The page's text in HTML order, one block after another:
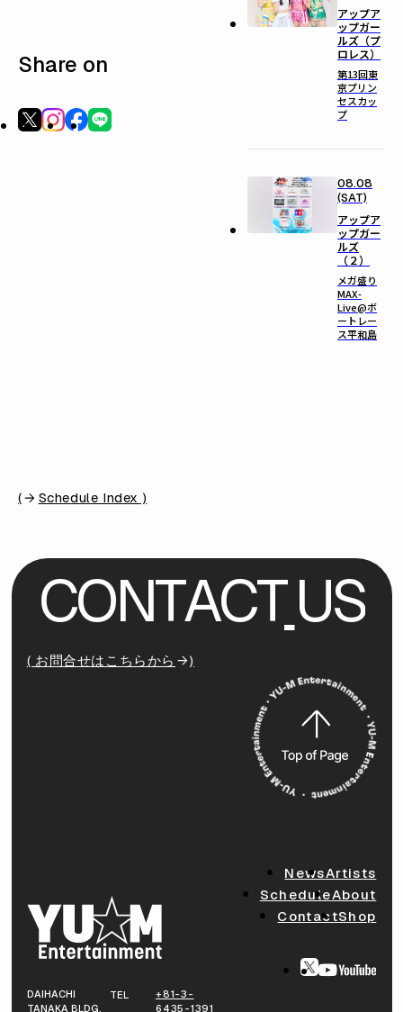
Share on
アップア
ップガー
ルズ（プ
ロレス）
第13回東
京プリン
セスカッ
プ
08.08
(SAT)
アップア
ップガー
ルズ
（２）
メガ盛り
MAX-
Live@ボ
ートレー
ス平和島
( Schedule Index )
CONTACT US
( お問合せはこちらから )
DAIHACHI
TANAKA BLDG.
TEL
+81-3-
6435-1391
NewsArtists
ScheduleAbout
ContactShop